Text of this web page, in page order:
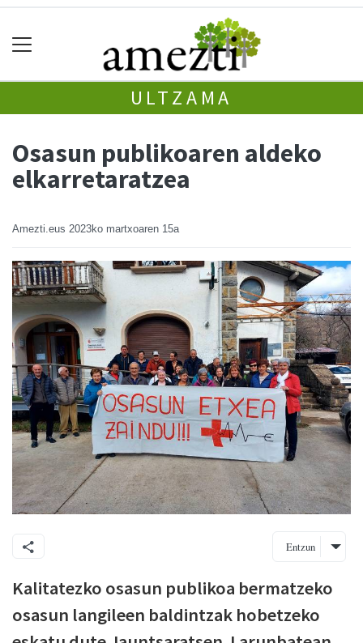
ULTZAMA
Osasun publikoaren aldeko
elkarretaratzea
Amezti.eus 2023ko martxoaren 15a
Entzun
Kalitatezko osasun publikoa bermatzeko
osasun langileen baldintzak hobetzeko